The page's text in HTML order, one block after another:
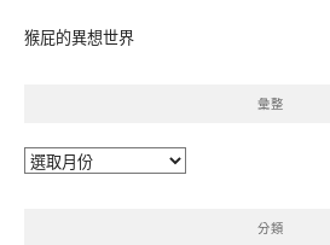
猴屁的異想世界
彙整
彙
分類